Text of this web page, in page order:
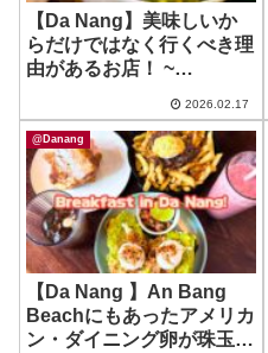
【Da Nang】美味しいか
らだけではなく行くべき理
由があるお店！ ~
2026.02.17
@Danang
【Da Nang 】An Bang
Beachにもあったアメリカ
ン・ダイニング卵が珠玉の